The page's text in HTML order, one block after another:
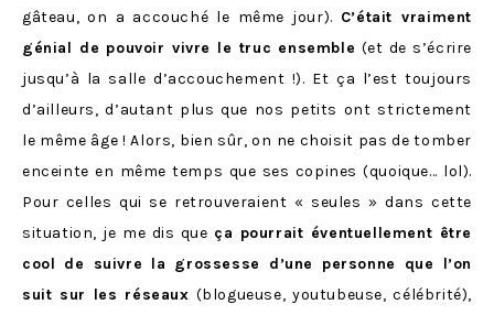
gâteau, on a accouché le même jour). C’était vraiment
génial de pouvoir vivre le truc ensemble (et de s’écrire
jusqu’à la salle d’accouchement !). Et ça l’est toujours
d’ailleurs, d’autant plus que nos petits ont strictement
le même âge ! Alors, bien sûr, on ne choisit pas de tomber
enceinte en même temps que ses copines (quoique… lol).
Pour celles qui se retrouveraient « seules » dans cette
situation, je me dis que ça pourrait éventuellement être
cool de suivre la grossesse d’une personne que l’on
suit sur les réseaux (blogueuse, youtubeuse, célébrité),